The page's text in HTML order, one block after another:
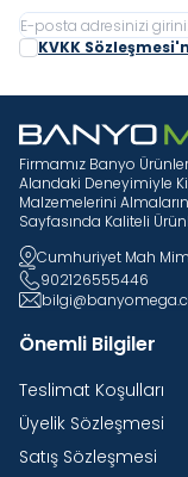
KVKK
Firmamız Banyo
Alandaki Deneyimiyle
Malzemelerini
Sayfasında Kaliteli
Cumhuriyet Mah
902126555446
Önemli Bilgiler
Teslimat Koşulları
Üyelik Sözleşmesi
Satış Sözleşmesi